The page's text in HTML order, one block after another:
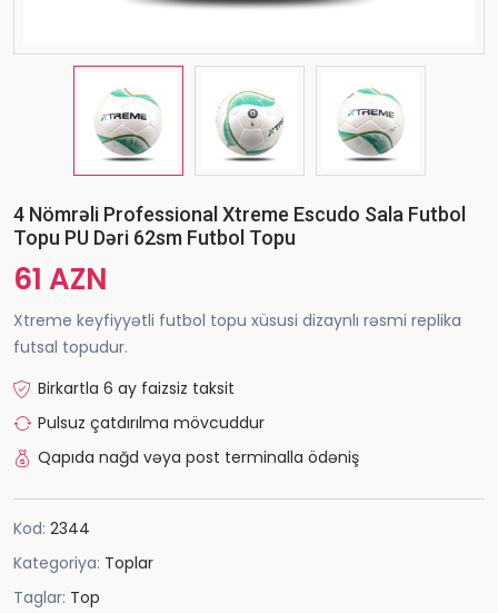
4 Nömrəli Professional Xtreme Escudo Sala Futbol
Topu PU Dəri 62sm Futbol Topu
61 AZN
Xtreme keyfiyyətli futbol topu xüsusi dizaynlı rəsmi replika
futsal topudur.
Birkartla 6 ay faizsiz taksit
Pulsuz çatdırılma mövcuddur
Qapıda nağd vəya post terminalla ödəniş
Kod: 2344
Kategoriya: Toplar
Taglar: Top